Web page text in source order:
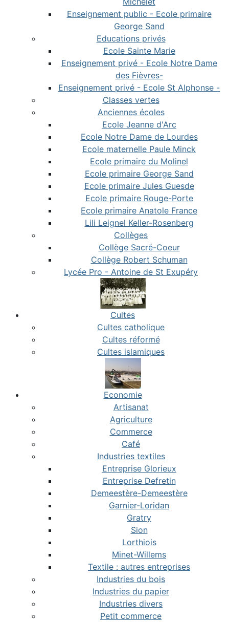
Enseignement public - Ecole primaire
George Sand
Educations privés
Ecole Sainte Marie
Enseignement privé - Ecole Notre Dame
des Fièvres-
Enseignement privé - Ecole St Alphonse -
Classes vertes
Anciennes écoles
Ecole Jeanne d'Arc
Ecole Notre Dame de Lourdes
Ecole maternelle Paule Minck
Ecole primaire du Molinel
Ecole primaire George Sand
Ecole primaire Jules Guesde
Ecole primaire Rouge-Porte
Ecole primaire Anatole France
Lili Leignel Keller-Rosenberg
Collèges
Collège Sacré-Coeur
Collège Robert Schuman
Lycée Pro - Antoine de St Exupéry
Cultes
Cultes catholique
Cultes réformé
Cultes islamiques
Economie
Artisanat
Agriculture
Commerce
Café
Industries textiles
Entreprise Glorieux
Entreprise Defretin
Demeestère-Demeestère
Garnier-Loridan
Gratry
Sion
Lorthiois
Minet-Willems
Textile : autres entreprises
Industries du bois
Industries du papier
Industries divers
Petit commerce